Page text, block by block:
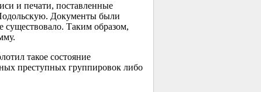
и печати, поставленные
Документы были
существовало. Таким образом,
такое состояние
преступных группировок либо